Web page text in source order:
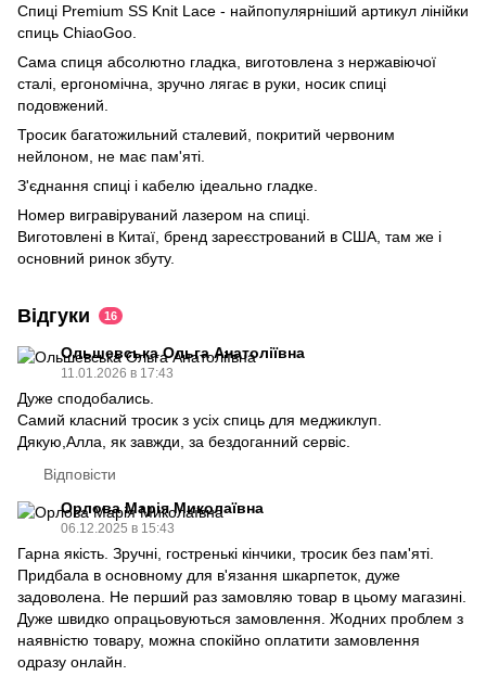
Спиці Premium SS Knit Lace - найпопулярніший артикул лінійки
спиць ChiaoGoo.
Сама спиця абсолютно гладка, виготовлена з нержавіючої
сталі, ергономічна, зручно лягає в руки, носик спиці
подовжений.
Тросик багатожильний сталевий, покритий червоним
нейлоном, не має пам'яті.
З'єднання спиці і кабелю ідеально гладке.
Номер вигравіруваний лазером на спиці.
Виготовлені в Китаї, бренд зареєстрований в США, там же і
основний ринок збуту.
Відгуки 16
Ольшевська Ольга Анатоліївна
11.01.2026 в 17:43
Дуже сподобались.
Самий класний тросик з усіх спиць для меджиклуп.
Дякую,Алла, як завжди, за бездоганний сервіс.
Відповісти
Орлова Марія Миколаївна
06.12.2025 в 15:43
Гарна якість. Зручні, гостренькі кінчики, тросик без пам'яті.
Придбала в основному для в'язання шкарпеток, дуже
задоволена. Не перший раз замовляю товар в цьому магазині.
Дуже швидко опрацьовуються замовлення. Жодних проблем з
наявністю товару, можна спокійно оплатити замовлення
одразу онлайн.